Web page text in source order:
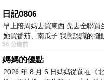
日記0806
早上陪周媽去買東西 先去全聯
她買番茄、南瓜子 我與認識的攤
56 分鐘前
媽媽的優點
2026 年 8 月 6 日媽媽從前在《